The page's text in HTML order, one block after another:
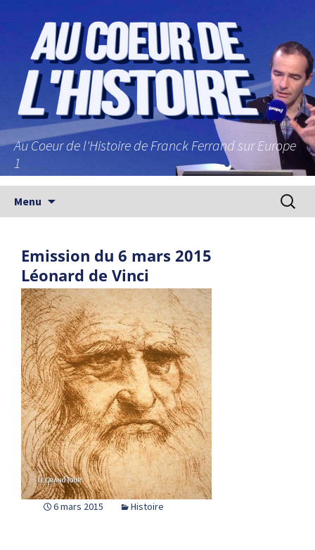
Au Coeur de l'Histoire de Franck Ferrand sur Europe
1
Menu
Emission du 6 mars 2015
Léonard de Vinci
6 mars 2015 Histoire